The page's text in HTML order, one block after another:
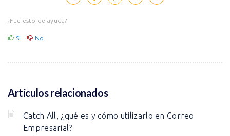
¿Fue esto de ayuda?
Si No
Artículos relacionados
Catch All, ¿qué es y cómo utilizarlo en Correo
Empresarial?